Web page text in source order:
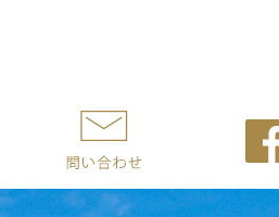
会社情報 問い合わせ